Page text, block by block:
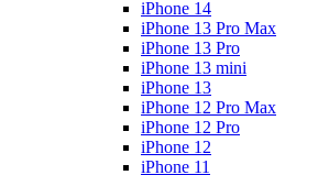
iPhone 14
iPhone 13 Pro Max
iPhone 13 Pro
iPhone 13 mini
iPhone 13
iPhone 12 Pro Max
iPhone 12 Pro
iPhone 12
iPhone 11